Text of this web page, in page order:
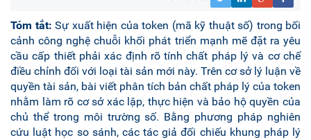
Tóm tắt: Sự xuất hiện của token (mã kỹ thuật số) trong bối
cảnh công nghệ chuỗi khối phát triển mạnh mẽ đặt ra yêu
cầu cấp thiết phải xác định rõ tính chất pháp lý và cơ chế
điều chỉnh đối với loại tài sản mới này. Trên cơ sở lý luận về
quyền tài sản, bài viết phân tích bản chất pháp lý của token
nhằm làm rõ cơ sở xác lập, thực hiện và bảo hộ quyền của
chủ thể trong môi trường số. Bằng phương pháp nghiên
cứu luật học so sánh, các tác giả đối chiếu khung pháp lý